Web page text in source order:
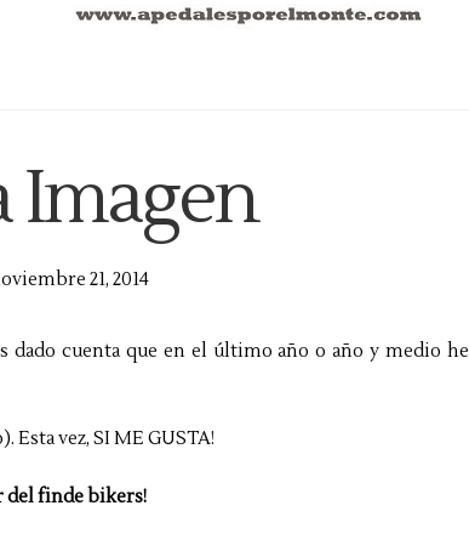
Imagen
21, 2014
dado cuenta que en el último año o año y medio he
vez, SI ME GUSTA!
del finde bikers!